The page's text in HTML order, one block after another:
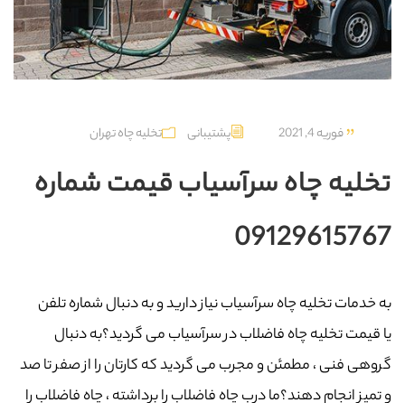
فوریه 4, 2021 پشتیبانی تخلیه چاه تهران
تخلیه چاه سرآسیاب قیمت شماره
09129615767
به خدمات تخلیه چاه سرآسیاب نیاز دارید و به دنبال شماره تلفن
یا قیمت تخلیه چاه فاضلاب در سرآسیاب می گردید؟به دنبال
گروهی فنی ، مطمئن و مجرب می گردید که کارتان را از صفر تا صد
و تمیز انجام دهند؟ما درب چاه فاضلاب را برداشته ، چاه فاضلاب را